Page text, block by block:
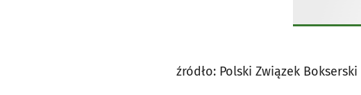
źródło: Polski Związek Bokserski